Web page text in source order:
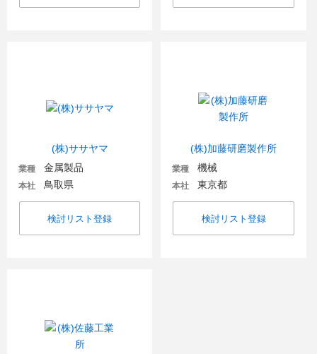
(株)ササヤマ
業種 金属製品
本社 鳥取県
検討リスト登録
(株)加藤研磨製作所
業種 機械
本社 東京都
検討リスト登録